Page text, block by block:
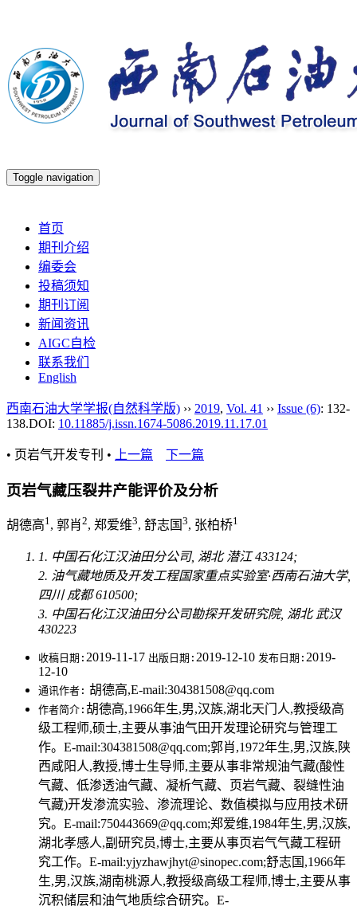
Toggle navigation
首页
期刊介绍
编委会
投稿须知
期刊订阅
新闻资讯
AIGC自检
联系我们
English
西南石油大学学报(自然科学版) ›› 2019, Vol. 41 ›› Issue (6): 132-
138.DOI: 10.11885/j.issn.1674-5086.2019.11.17.01
• 页岩气开发专刊 • 上一篇 下一篇
页岩气藏压裂井产能评价及分析
胡德高1, 郭肖2, 郑爱维3, 舒志国 3, 张柏桥1
1. 中国石化江汉油田分公司, 湖北 潜江 433124;
2. 油气藏地质及开发工程国家重点实验室·西南石油大学,
四川 成都 610500;
3. 中国石化江汉油田分公司勘探开发研究院, 湖北 武汉
430223
收稿日期: 2019-11-17 出版日期: 2019-12-10 发布日期: 2019-
12-10
通讯作者: 胡德高,E-mail:304381508@qq.com
作者简介: 胡德高,1966年生,男,汉族,湖北天门人,教授级高
级工程师,硕士,主要从事油气田开发理论研究与管理工
作。E-mail:304381508@qq.com;郭肖,1972年生,男,汉族,陕
西咸阳人,教授,博士生导师,主要从事非常规油气藏(酸性
气藏、低渗透油气藏、凝析气藏、页岩气藏、裂缝性油
气藏)开发渗流实验、渗流理论、数值模拟与应用技术研
究。E-mail:750443669@qq.com;郑爱维,1984年生,男,汉族,
湖北孝感人,副研究员,博士,主要从事页岩气气藏工程研
究工作。E-mail:yjyzhawjhyt@sinopec.com;舒志国,1966年
生,男,汉族,湖南桃源人,教授级高级工程师,博士,主要从事
沉积储层和油气地质综合研究。E-